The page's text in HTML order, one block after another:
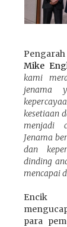
Mike
kami
jenama
kesetiaan
menjadi
Jenama
dan
dinding
mencapai
Encik
para